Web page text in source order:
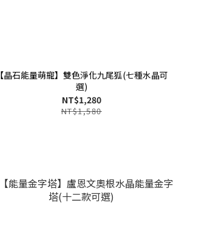
【晶石能量萌寵】雙色淨化九尾狐(七種水晶可
選)
NT$1,280
NT$1,580